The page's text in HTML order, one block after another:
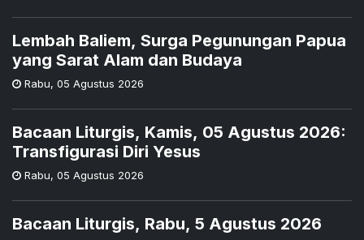
Lembah Baliem, Surga Pegunungan Papua
yang Sarat Alam dan Budaya
Rabu, 05 Agustus 2026
Bacaan Liturgis, Kamis, 05 Agustus 2026:
Transfigurasi Diri Yesus
Rabu, 05 Agustus 2026
Bacaan Liturgis, Rabu, 5 Agustus 2026